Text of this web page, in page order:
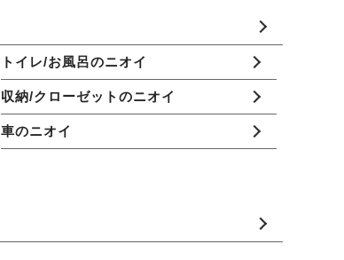
トイレ/お風呂のニオイ
収納/クローゼットのニオイ
車のニオイ